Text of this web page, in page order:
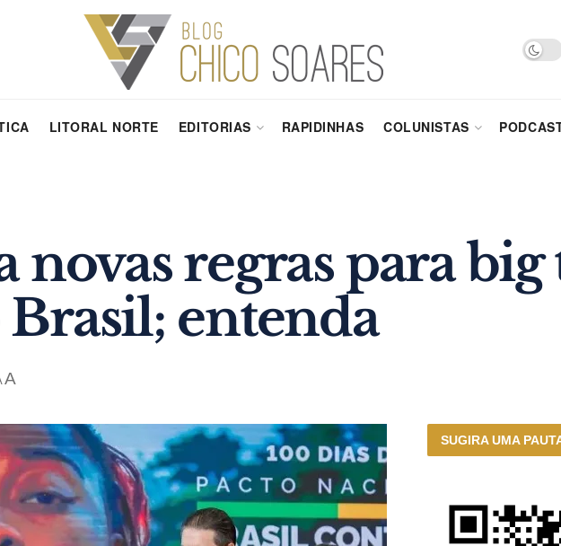
LITORAL NORTE EDITORIAS RAPIDINHAS COLUNISTAS
novas regras para big
entenda
A
SUGIRA UMA